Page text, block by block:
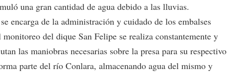
una gran cantidad de agua debido a las lluvias.
encarga de la administración y cuidado de los embalses
del dique San Felipe se realiza constantemente y
las maniobras necesarias sobre la presa para su respectivo
parte del río Conlara, almacenando agua del mismo y